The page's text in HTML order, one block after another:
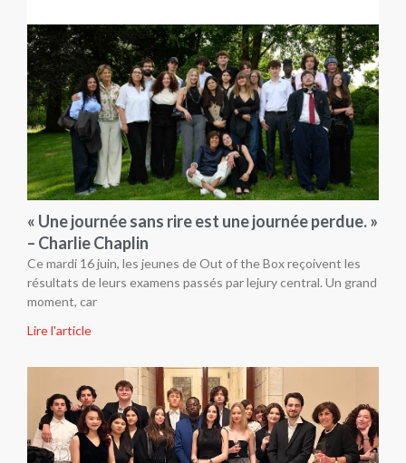
« Une journée sans rire est une journée perdue. »
– Charlie Chaplin
Ce mardi 16 juin, les jeunes de Out of the Box reçoivent les
résultats de leurs examens passés par lejury central. Un grand
moment, car
Lire l'article